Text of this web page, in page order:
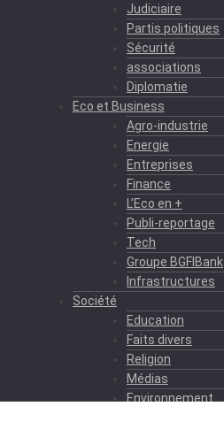
Judiciaire
Partis politiques
Sécurité
associations
Diplomatie
Eco et Business
Agro-industrie
Energie
Entreprises
Finance
L’Eco en +
Publi-reportage
Tech
Groupe BGFIBank
Infrastructures
Société
Education
Faits divers
Religion
Médias
Environnement